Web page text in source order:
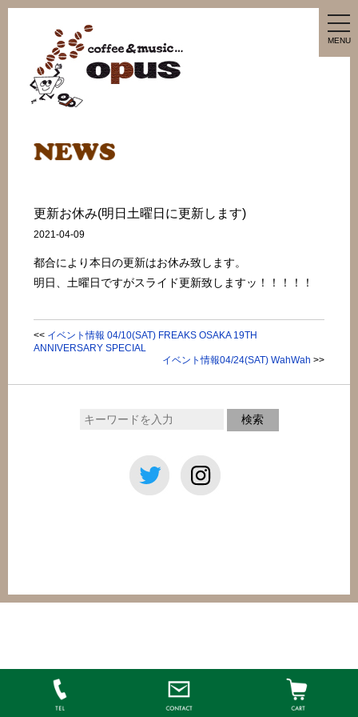
MENU
更新お休み(明日土曜日に更新します)
2021-04-09
都合により本日の更新はお休み致します。
明日、土曜日ですがスライド更新致しますッ！！！！！
<< イベント情報 04/10(SAT) FREAKS OSAKA 19TH
ANNIVERSARY SPECIAL
イベント情報04/24(SAT) WahWah >>